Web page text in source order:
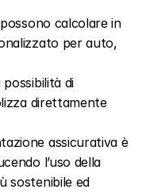
calcolare in
per auto,
di
direttamente
assicurativa è
l’uso della
sostenibile ed